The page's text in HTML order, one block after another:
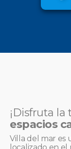
¡Disfruta
espacios
Villa del mar es